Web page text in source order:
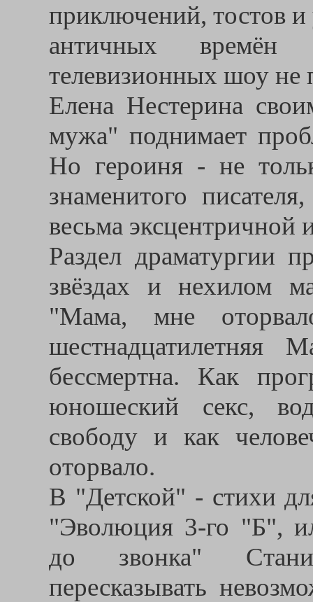
приключений, тостов
античных времён
телевизионных шоу не
Елена Нестерина
мужа" поднимает
Но героиня - не
знаменитого
весьма эксцентричной
Раздел драматургии
звёздах и нехилом
"Мама, мне
шестнадцатилетняя
бессмертна. Как
юношеский секс,
свободу и как
оторвало.
В "Детской" - стихи
"Эволюция 3-го "Б",
до звонка"
пересказывать